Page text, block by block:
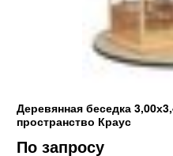
Деревянная беседка
пространство Краус
По запросу